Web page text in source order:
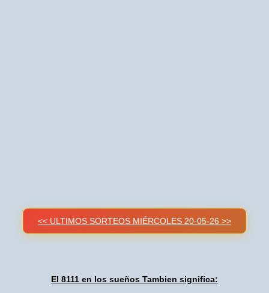
<< ULTIMOS SORTEOS MIÉRCOLES 20-05-26 >>
El 8111 en los sueños Tambien significa: